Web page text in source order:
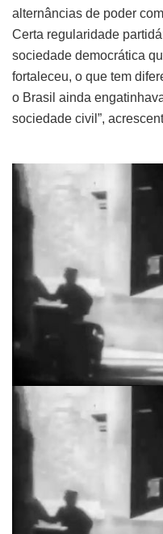
alternâncias de poder
Certa regularidade
sociedade democrática
fortaleceu, o que tem
o Brasil ainda
sociedade civil”,